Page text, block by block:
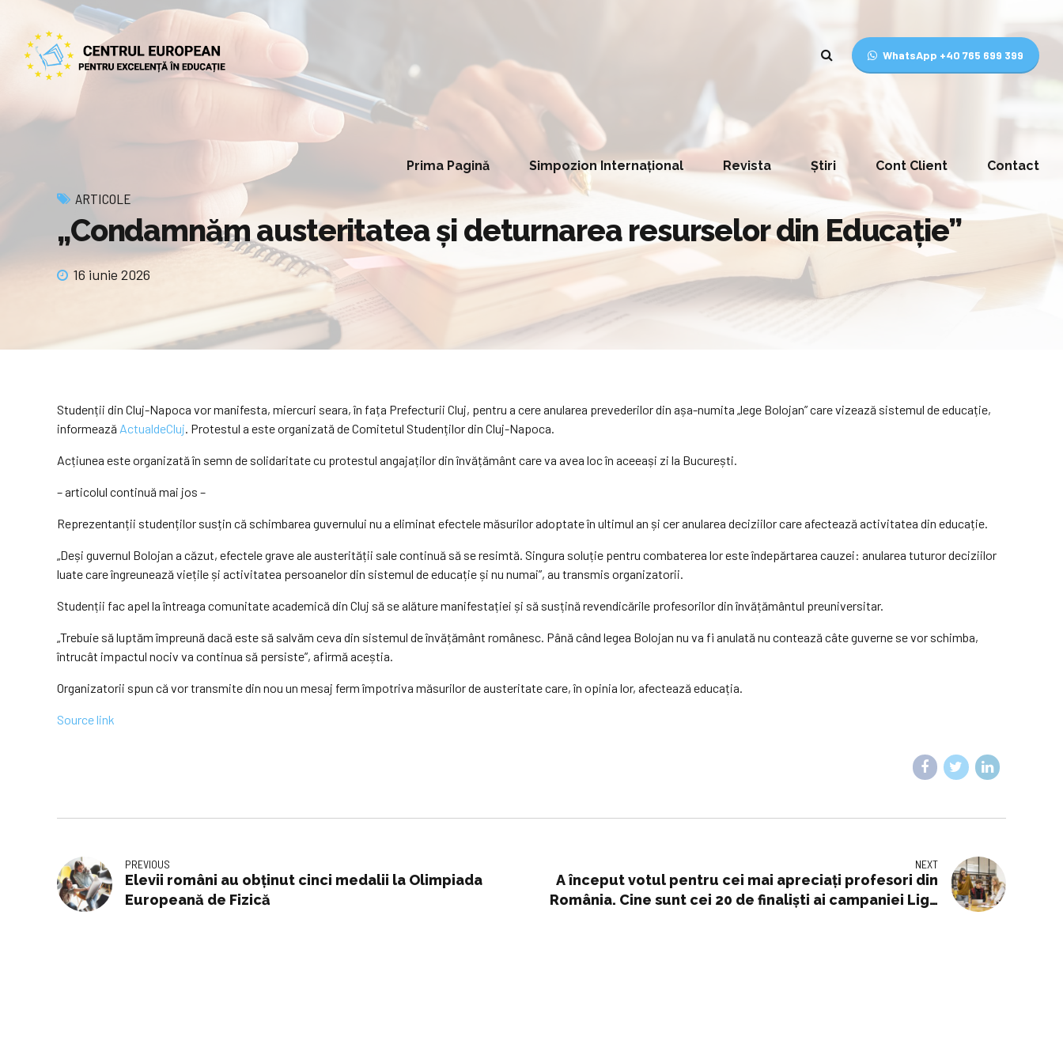
WhatsApp +40 765 699 399
Prima Pagină Simpozion Internațional Revista Știri Cont Client Contact
ARTICOLE
„Condamnăm austeritatea și deturnarea resurselor din Educație”
16 iunie 2026
Studenții din Cluj-Napoca vor manifesta, miercuri seara, în fața Prefecturii Cluj, pentru a cere anularea prevederilor din așa-numita „lege Bolojan” care vizează sistemul de educație,
informează ActualdeCluj. Protestul a este organizată de Comitetul Studenților din Cluj-Napoca.
Acțiunea este organizată în semn de solidaritate cu protestul angajaților din învățământ care va avea loc în aceeași zi la București.
– articolul continuă mai jos –
Reprezentanții studenților susțin că schimbarea guvernului nu a eliminat efectele măsurilor adoptate în ultimul an și cer anularea deciziilor care afectează activitatea din educație.
„Deși guvernul Bolojan a căzut, efectele grave ale austerității sale continuă să se resimtă. Singura soluție pentru combaterea lor este îndepărtarea cauzei: anularea tuturor deciziilor
luate care îngreunează viețile și activitatea persoanelor din sistemul de educație și nu numai”, au transmis organizatorii.
Studenții fac apel la întreaga comunitate academică din Cluj să se alăture manifestației și să susțină revendicările profesorilor din învățământul preuniversitar.
„Trebuie să luptăm împreună dacă este să salvăm ceva din sistemul de învățământ românesc. Până când legea Bolojan nu va fi anulată nu contează câte guverne se vor schimba,
întrucât impactul nociv va continua să persiste”, afirmă aceștia.
Organizatorii spun că vor transmite din nou un mesaj ferm împotriva măsurilor de austeritate care, în opinia lor, afectează educația.
Source link
PREVIOUS
Elevii români au obținut cinci medalii la Olimpiada
Europeană de Fizică
NEXT
A început votul pentru cei mai apreciați profesori din
România. Cine sunt cei 20 de finaliști ai campaniei Liga